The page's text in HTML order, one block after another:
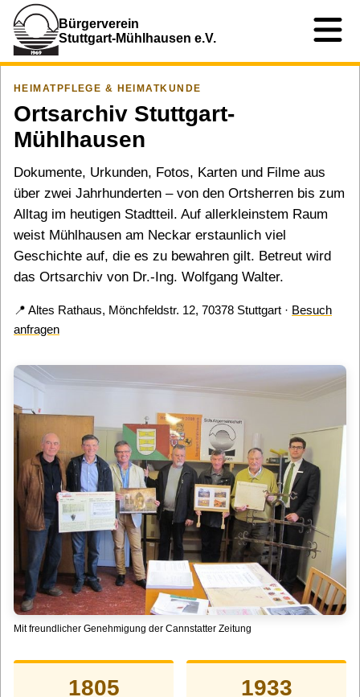
Bürgerverein
Stuttgart-Mühlhausen e.V.
HEIMATPFLEGE & HEIMATKUNDE
Ortsarchiv Stuttgart-
Mühlhausen
Dokumente, Urkunden, Fotos, Karten und Filme aus
über zwei Jahrhunderten – von den Ortsherren bis zum
Alltag im heutigen Stadtteil. Auf allerkleinstem Raum
weist Mühlhausen am Neckar erstaunlich viel
Geschichte auf, die es zu bewahren gilt. Betreut wird
das Ortsarchiv von Dr.-Ing. Wolfgang Walter.
📍 Altes Rathaus, Mönchfeldstr. 12, 70378 Stuttgart · Besuch
anfragen
Mit freundlicher Genehmigung der Cannstatter Zeitung
1805 1933